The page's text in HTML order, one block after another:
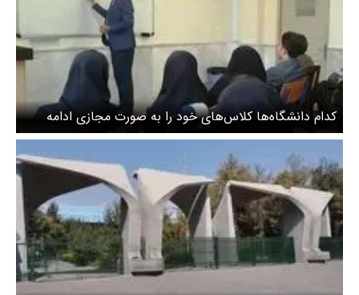
کدام دانشگاه‌ها کلاس‌های خود را به صورت مجازی ادامه
خواهند داد؟